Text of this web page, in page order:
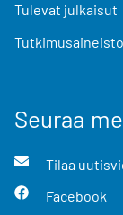
Tulevat julkaisut
Seuraa
Tilaa
Facebook